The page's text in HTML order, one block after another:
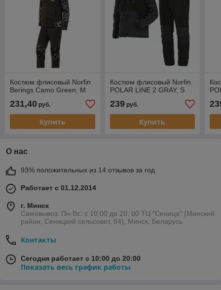
Костюм флисовый Norfin
Berings Camo Green, M
231,40 руб.
Купить
Костюм флисовый Norfin
POLAR LINE 2 GRAY, S
239руб.
Купить
О нас
93% положительных из 14 отзывов за год
Работает с 01.12.2014
г. Минск
Самовывоз: Пн-Вс: с 10:00 до 20: 00 ТЦ "Сеница" (Минский
район, Сеницкий сельсовет, 84), Минск, Беларусь
Контакты
Сегодня работает с 10:00 до 20:00
Показать весь график работы